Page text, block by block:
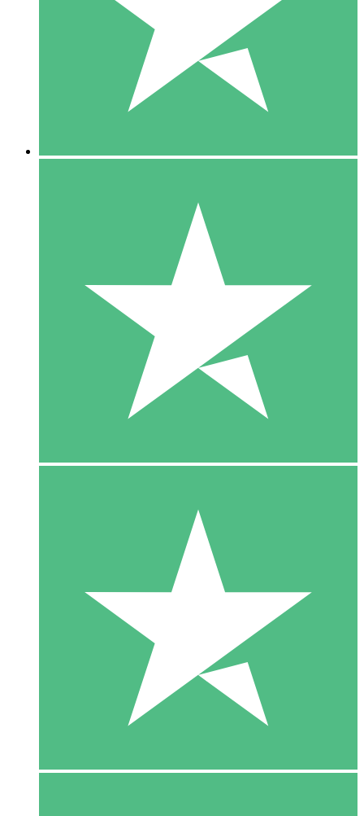
10 00
10 Downloads
20 00